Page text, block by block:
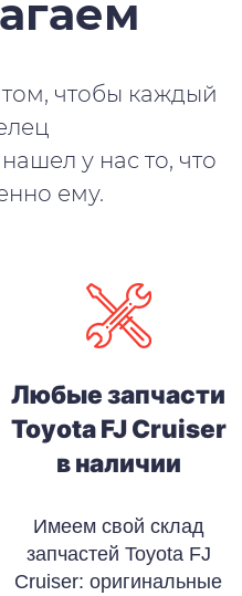
чтобы каждый
нашел у нас то, что
ему.
Любые запчасти
Toyota FJ Cruiser
в наличии
Имеем свой склад
запчастей Toyota FJ
Cruiser: оригинальные